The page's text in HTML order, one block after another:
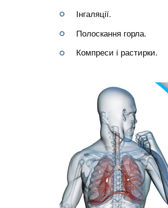
Інгаляції.
Полоскання горла.
Компреси і растирки.